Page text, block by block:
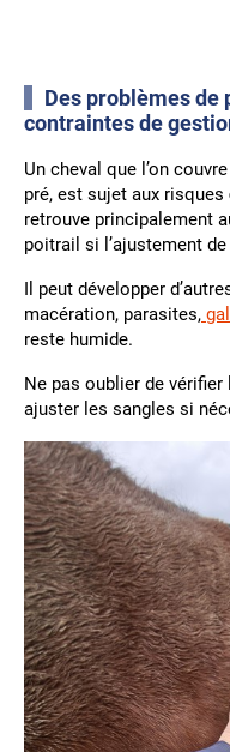
Des problèmes de
contraintes de
Un cheval que l’on
pré, est sujet aux risques
retrouve principalement
poitrail si l’ajustement
Il peut développer
macération, parasites,
reste humide.
Ne pas oublier de vérifier
ajuster les sangles si